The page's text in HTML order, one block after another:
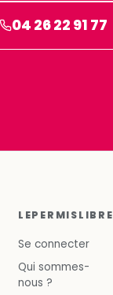
04 26 22 91 77
LEPERMISLIBRE
Se connecter
Qui sommes-
nous ?